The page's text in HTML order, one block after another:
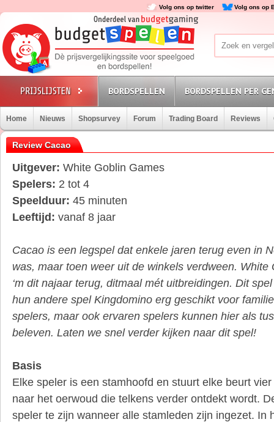
Volg ons op twitter Volg ons op
BORDSPELLEN BORDSPELLEN PER
Home Nieuws Shopsurvey Forum Trading Board Reviews
Review Cacao
Uitgever: White Goblin Games
Spelers: 2 tot 4
Speelduur: 45 minuten
Leeftijd: vanaf 8 jaar
Cacao is een legspel dat enkele jaren terug even in
was, maar toen weer uit de winkels verdween. White
‘m dit najaar terug, ditmaal mét uitbreidingen. Dit
hun andere spel Kingdomino erg geschikt voor
spelers, maar ook ervaren spelers kunnen hier als
beleven. Laten we snel verder kijken naar dit spel!
Basis
Elke speler is een stamhoofd en stuurt elke beurt
naar het oerwoud die telkens verder ontdekt wordt.
speler te zijn wanneer alle stamleden zijn ingezet. In